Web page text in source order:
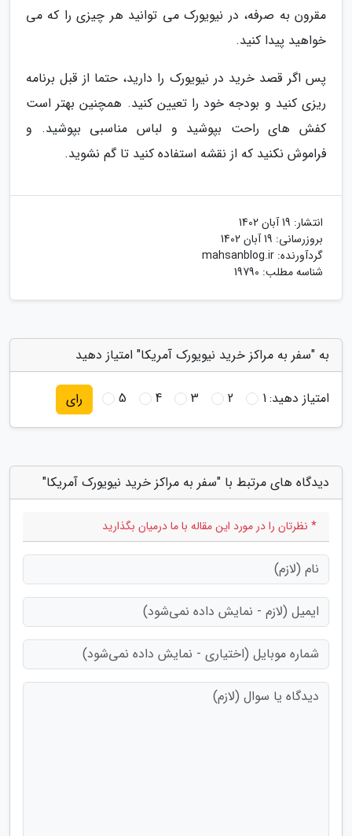
مقرون به صرفه، در نیویورک می توانید هر چیزی را که می
خواهید پیدا کنید.
پس اگر قصد خرید در نیویورک را دارید، حتما از قبل برنامه
ریزی کنید و بودجه خود را تعیین کنید. همچنین بهتر است
کفش های راحت بپوشید و لباس مناسبی بپوشید. و
فراموش نکنید که از نقشه استفاده کنید تا گم نشوید.
انتشار: 19 آبان 1402
بروزرسانی: 19 آبان 1402
گردآورنده: mahsanblog.ir
شناسه مطلب: 19790
به "سفر به مراکز خرید نیویورک آمریکا" امتیاز دهید
امتیاز دهید:1
2
3
4
5 رای
دیدگاه های مرتبط با "سفر به مراکز خرید نیویورک آمریکا"
* نظرتان را در مورد این مقاله با ما درمیان بگذارید